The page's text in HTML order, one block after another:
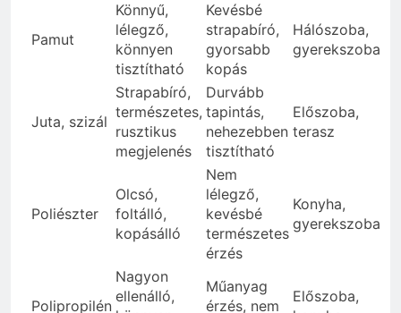
Pamut
Könnyű,
lélegző,
könnyen
tisztítható
Kevésbé
strapabíró,
gyorsabb
kopás
Hálószoba,
gyerekszoba
Juta, szizál
Strapabíró,
természetes,
rusztikus
megjelenés
Durvább
tapintás,
nehezebben
tisztítható
Előszoba,
terasz
Poliészter
Olcsó,
foltálló,
kopásálló
Nem
lélegző,
kevésbé
természetes
érzés
Konyha,
gyerekszoba
Polipropilén
Nagyon
ellenálló,
Műanyag
érzés, nem
Előszoba,